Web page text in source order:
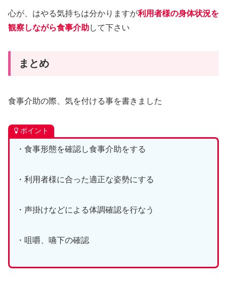
心が、はやる気持ちは分かりますが利用者様の身体状況を
観察しながら食事介助して下さい
まとめ
食事介助の際、気を付ける事を書きました
ポイント
・食事形態を確認し食事介助をする
・利用者様に合った適正な姿勢にする
・声掛けなどによる体調確認を行なう
・咀嚼、嚥下の確認